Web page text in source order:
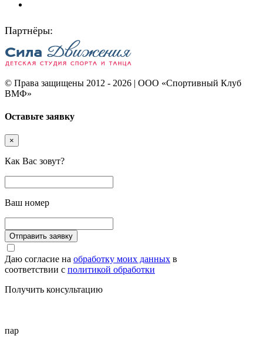
Партнёры:
© Права защищены 2012 - 2026 | ООО «Спортивный Клуб
ВМФ»
Оставьте заявку
×
Как Вас зовут?
Ваш номер
Даю согласие на обработку моих данных в
соответствии с политикой обработки
Получить консультацию
пар